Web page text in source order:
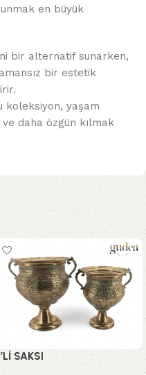
en büyük
bir alternatif sunarken,
bir estetik
koleksiyon, yaşam
ve daha özgün kılmak
SAKSI